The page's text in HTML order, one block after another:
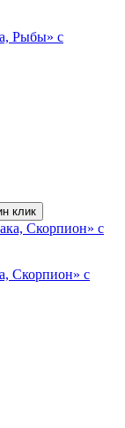
Рыбы» с
клик
Скорпион» с